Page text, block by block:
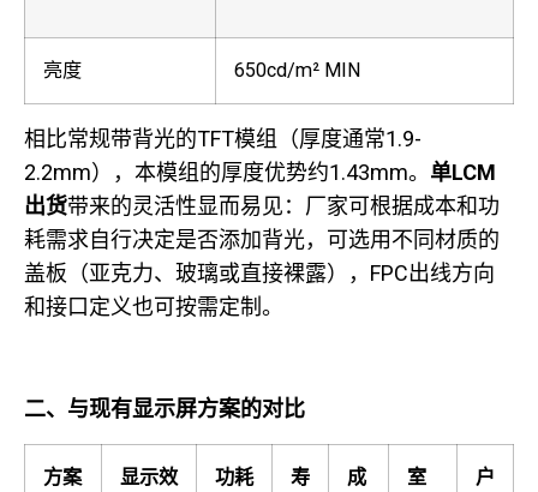
亮度 650cd/m² MIN
相比常规带背光的TFT模组（厚度通常1.9-
2.2mm），本模组的厚度优势约1.43mm。 单LCM
出货带来的灵活性显而易见：厂家可根据成本和功
耗需求自行决定是否添加背光，可选用不同材质的
盖板（亚克力、玻璃或直接裸露），FPC出线方向
和接口定义也可按需定制。
二、与现有显示屏方案的对比
方案
显示效
功耗
寿
成
室
户